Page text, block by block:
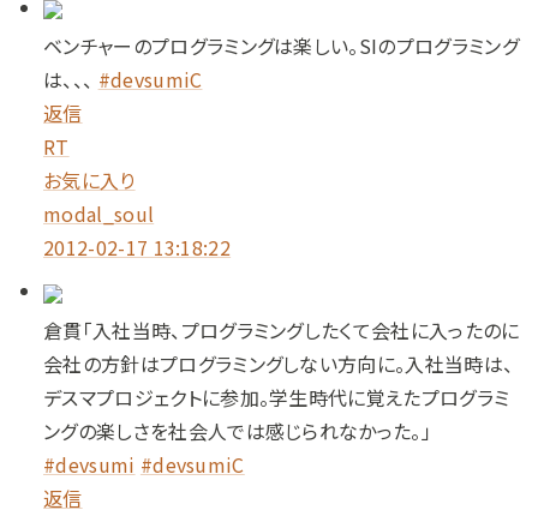
ベンチャーのプログラミングは楽しい。SIのプログラミング
は、、、 #devsumiC
返信
RT
お気に入り
modal_soul
2012-02-17 13:18:22
倉貫「入社当時、プログラミングしたくて会社に入ったのに
会社の方針はプログラミングしない方向に。入社当時は、
デスマプロジェクトに参加。学生時代に覚えたプログラミ
ングの楽しさを社会人では感じられなかった。」
#devsumi #devsumiC
返信